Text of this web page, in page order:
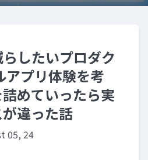
したいプロダク
アプリ体験を考
めていったら実
違った話
05, 24